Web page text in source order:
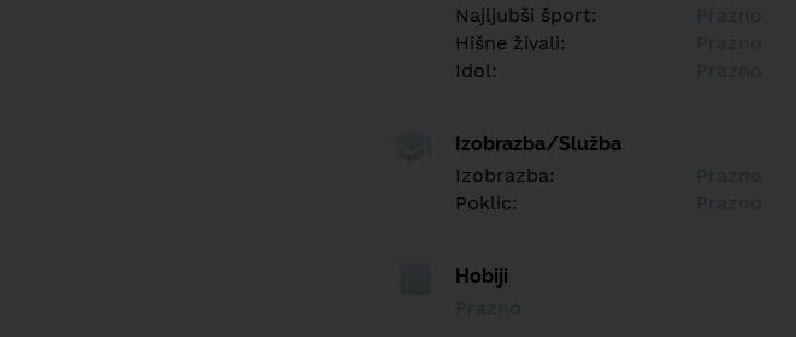
Najljubši šport:
Hišne živali:
Idol:
Izobrazba/Služba
Izobrazba:
Poklic:
Hobiji